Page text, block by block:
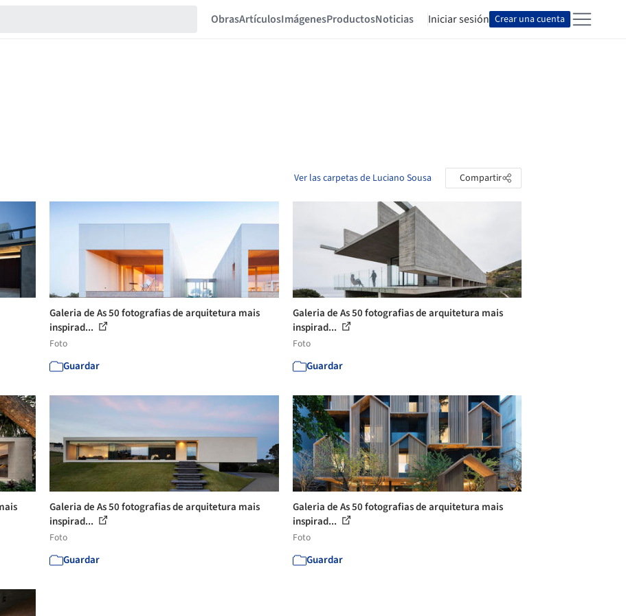
ObrasArtículosImágenesProductosNoticias Iniciar sesión Crear una cuenta
Ver las carpetas de Luciano Sousa Compartir
Galeria de As 50 fotografias de arquitetura mais
inspirad...
Foto
Guardar
Galeria de As 50 fotografias de arquitetura mais
inspirad...
Foto
Guardar
Galeria de As 50 fotografias de arquitetura mais
inspirad...
Foto
Guardar
Galeria de As 50 fotografias de arquitetura mais
inspirad...
Foto
Guardar